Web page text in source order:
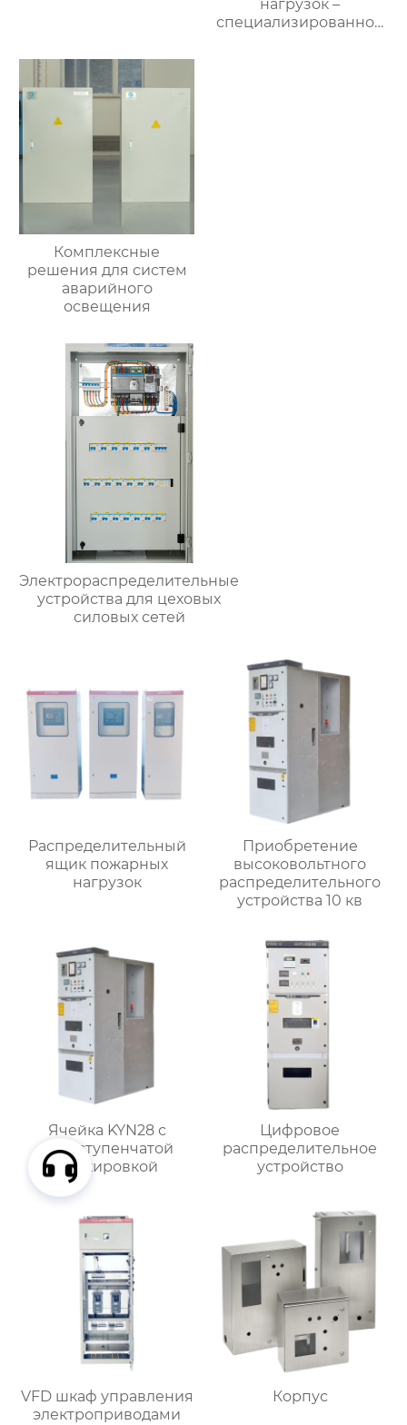
нагрузок –
специализированное
Комплексные
решения для систем
аварийного
освещения
Электрораспределительные
устройства для цеховых
силовых сетей
Распределительный
ящик пожарных
нагрузок
Приобретение
высоковольтного
распределительного
устройства 10 кв
Ячейка KYN28 с
пятиступенчатой
блокировкой
Цифровое
распределительное
устройство
VFD шкаф управления
электроприводами
Корпус